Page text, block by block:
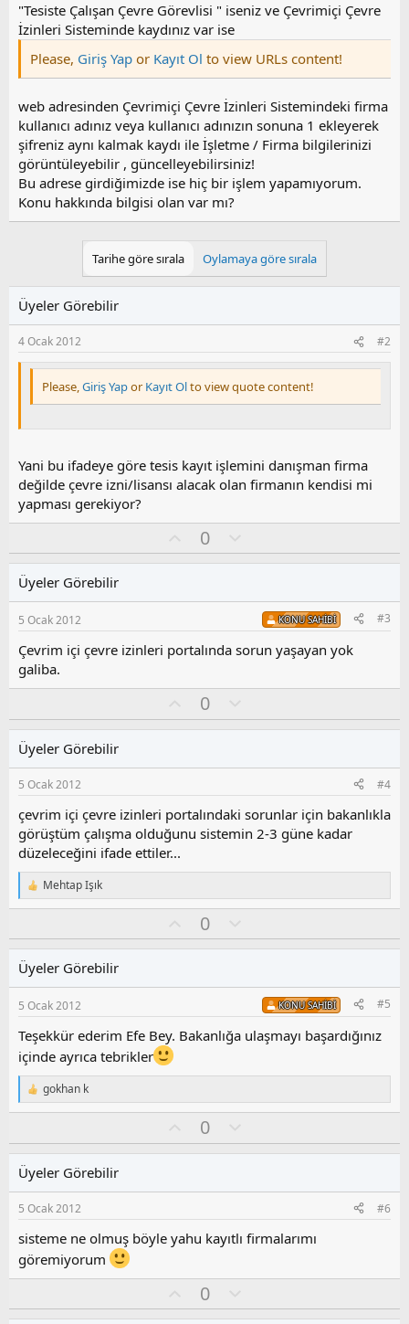
"Tesiste Çalışan Çevre Görevlisi " iseniz ve Çevrimiçi Çevre
İzinleri Sisteminde kaydınız var ise
Please, Giriş Yap or Kayıt Ol to view URLs content!
web adresinden Çevrimiçi Çevre İzinleri Sistemindeki firma
kullanıcı adınız veya kullanıcı adınızın sonuna 1 ekleyerek
şifreniz aynı kalmak kaydı ile İşletme / Firma bilgilerinizi
görüntüleyebilir , güncelleyebilirsiniz!
Bu adrese girdiğimizde ise hiç bir işlem yapamıyorum.
Konu hakkında bilgisi olan var mı?
Tarihe göre sırala Oylamaya göre sırala
Üyeler Görebilir
4 Ocak 2012 #2
Please,Giriş Yapor Kayıt Olto view quote content!
Yani bu ifadeye göre tesis kayıt işlemini danışman firma
değilde çevre izni/lisansı alacak olan firmanın kendisi mi
yapması gerekiyor?
y
0
l
s
u
z
y
a
Üyeler Görebilir
5 Ocak 2012 KONU SAHIBI #3
Çevrim içi çevre izinleri portalında sorun yaşayan yok
galiba.
y
0
l
s
u
z
o
l
Üyeler Görebilir
5 Ocak 2012 #4
çevrim içi çevre izinleri portalındaki sorunlar için bakanlıkla
görüştüm çalışma olduğunu sistemin 2-3 güne kadar
düzeleceğini ifade ettiler...
T
e
i
l
e
r
Mehtap Işık
y
0
l
s
u
z
a
Üyeler Görebilir
5 Ocak 2012 KONU SAHIBI #5
Teşekkür ederim Efe Bey. Bakanlığa ulaşmayı başardığınız
içinde ayrıca tebrikler
T
e
i
l
e
r
gokhan k
y
0
l
s
u
z
y
a
Üyeler Görebilir
5 Ocak 2012 #6
sisteme ne olmuş böyle yahu kayıtlı firmalarımı
göremiyorum
y
0
l